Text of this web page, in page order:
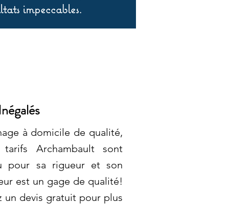
impeccables.
à domicile de qualité,
Archambault sont
pour sa rigueur et son
est un gage de qualité!
un devis gratuit pour plus